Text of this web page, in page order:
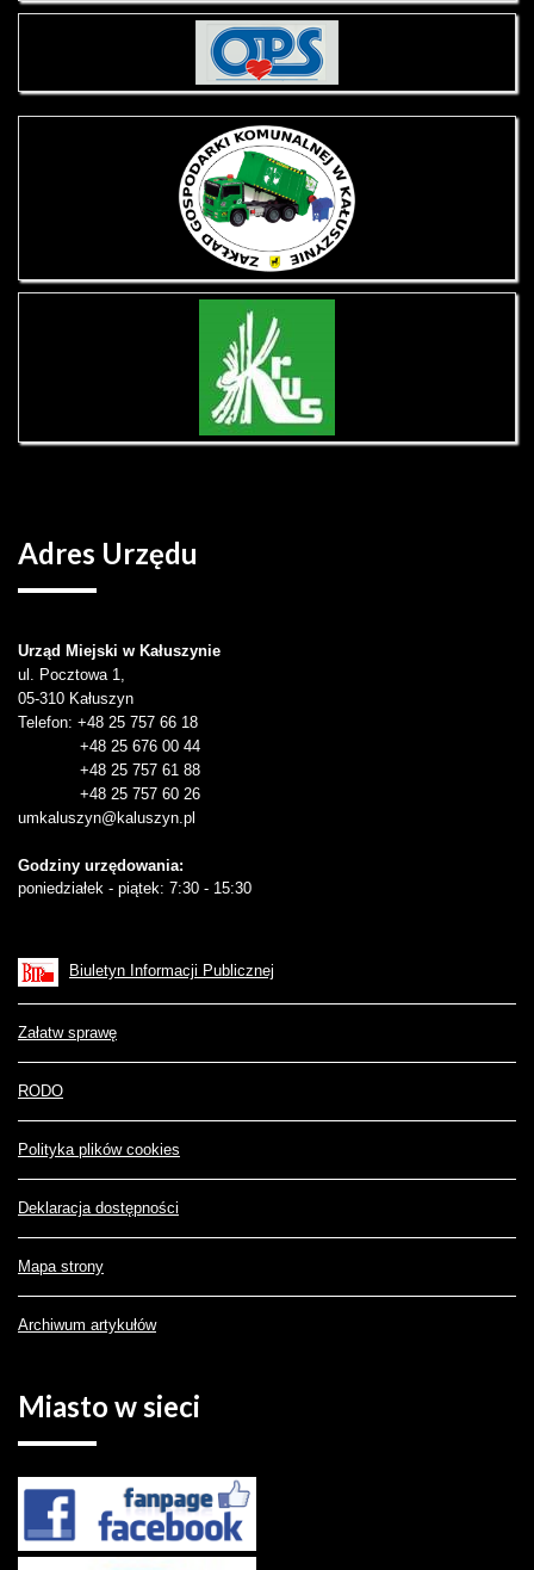
Adres Urzędu
Urząd Miejski w Kałuszynie
ul. Pocztowa 1,
05-310 Kałuszyn
Telefon: +48 25 757 66 18
+48 25 676 00 44
+48 25 757 61 88
+48 25 757 60 26
umkaluszyn@kaluszyn.pl
Godziny urzędowania:
poniedziałek - piątek: 7:30 - 15:30
Biuletyn Informacji Publicznej
Załatw sprawę
RODO
Polityka plików cookies
Deklaracja dostępności
Mapa strony
Archiwum artykułów
Miasto w sieci